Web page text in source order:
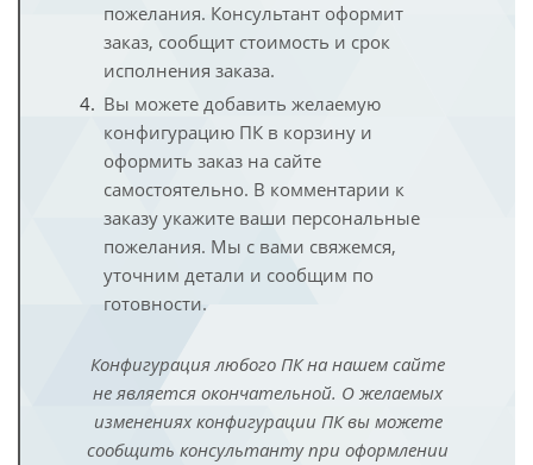
пожелания. Консультант оформит
заказ, сообщит стоимость и срок
исполнения заказа.
Вы можете добавить желаемую
конфигурацию ПК в корзину и
оформить заказ на сайте
самостоятельно. В комментарии к
заказу укажите ваши персональные
пожелания. Мы с вами свяжемся,
уточним детали и сообщим по
готовности.
Конфигурация любого ПК на нашем сайте
не является окончательной. О желаемых
изменениях конфигурации ПК вы можете
сообщить консультанту при оформлении